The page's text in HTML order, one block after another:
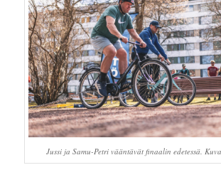
Jussi ja Samu-Petri vääntävät finaalin edetessä.